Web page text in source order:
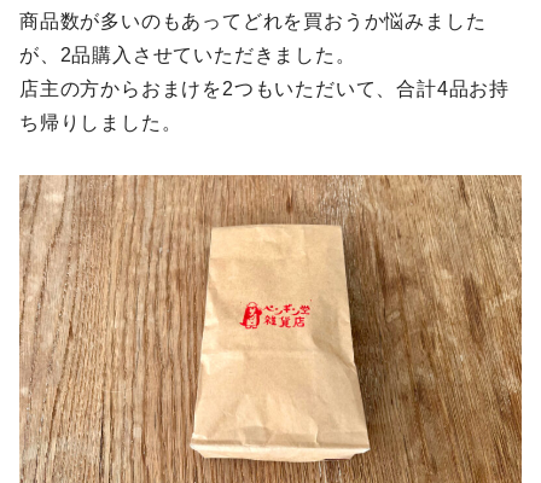
商品数が多いのもあってどれを買おうか悩みました
が、2品購入させていただきました。
店主の方からおまけを2つもいただいて、合計4品お持
ち帰りしました。